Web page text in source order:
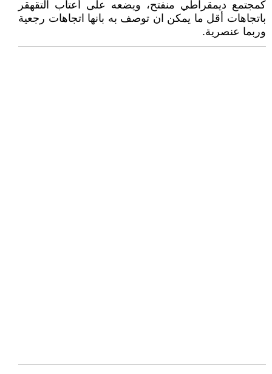
كمجتمع ديمقراطي منفتح، ويضعه على أعتاب التقهقر
باتجاهات أقل ما يمكن ان توصف به بانها اتجاهات رجعية
وربما عنصرية.